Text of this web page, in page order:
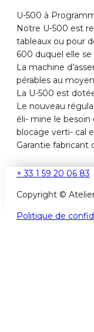
U-500 à
Notre U-500 est
tableaux ou pour
600 duquel elle se
La machine
pérables au
La U-500 est
Le nouveau
éli- mine le
blocage verti- cal
Garantie fabricant
+ 33 1 59 20 06 83
Copyright ©
Politique de